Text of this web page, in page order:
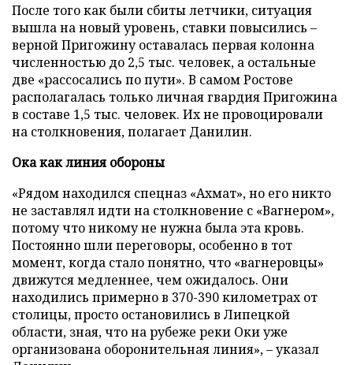
После того как были сбиты летчики, ситуация
вышла на новый уровень, ставки повысились –
верной Пригожину оставалась первая колонна
численностью до 2,5 тыс. человек, а остальные
две «рассосались по пути». В самом Ростове
располагалась только личная гвардия Пригожина
в составе 1,5 тыс. человек. Их не провоцировали
на столкновения, полагает Данилин.
Ока как линия обороны
«Рядом находился спецназ «Ахмат», но его никто
не заставлял идти на столкновение с «Вагнером»,
потому что никому не нужна была эта кровь.
Постоянно шли переговоры, особенно в тот
момент, когда стало понятно, что «вагнеровцы»
движутся медленнее, чем ожидалось. Они
находились примерно в 370-390 километрах от
столицы, просто остановились в Липецкой
области, зная, что на рубеже реки Оки уже
организована оборонительная линия», – указал